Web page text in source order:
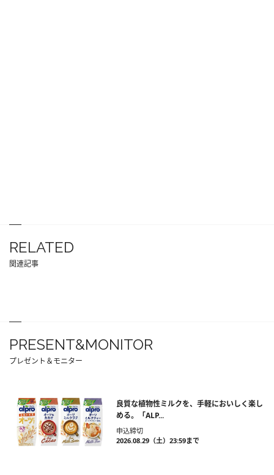
RELATED
関連記事
PRESENT&MONITOR
プレゼント＆モニター
良質な植物性ミルクを、手軽においしく楽し
める。「ALP...
申込締切
2026.08.29（土）23:59まで